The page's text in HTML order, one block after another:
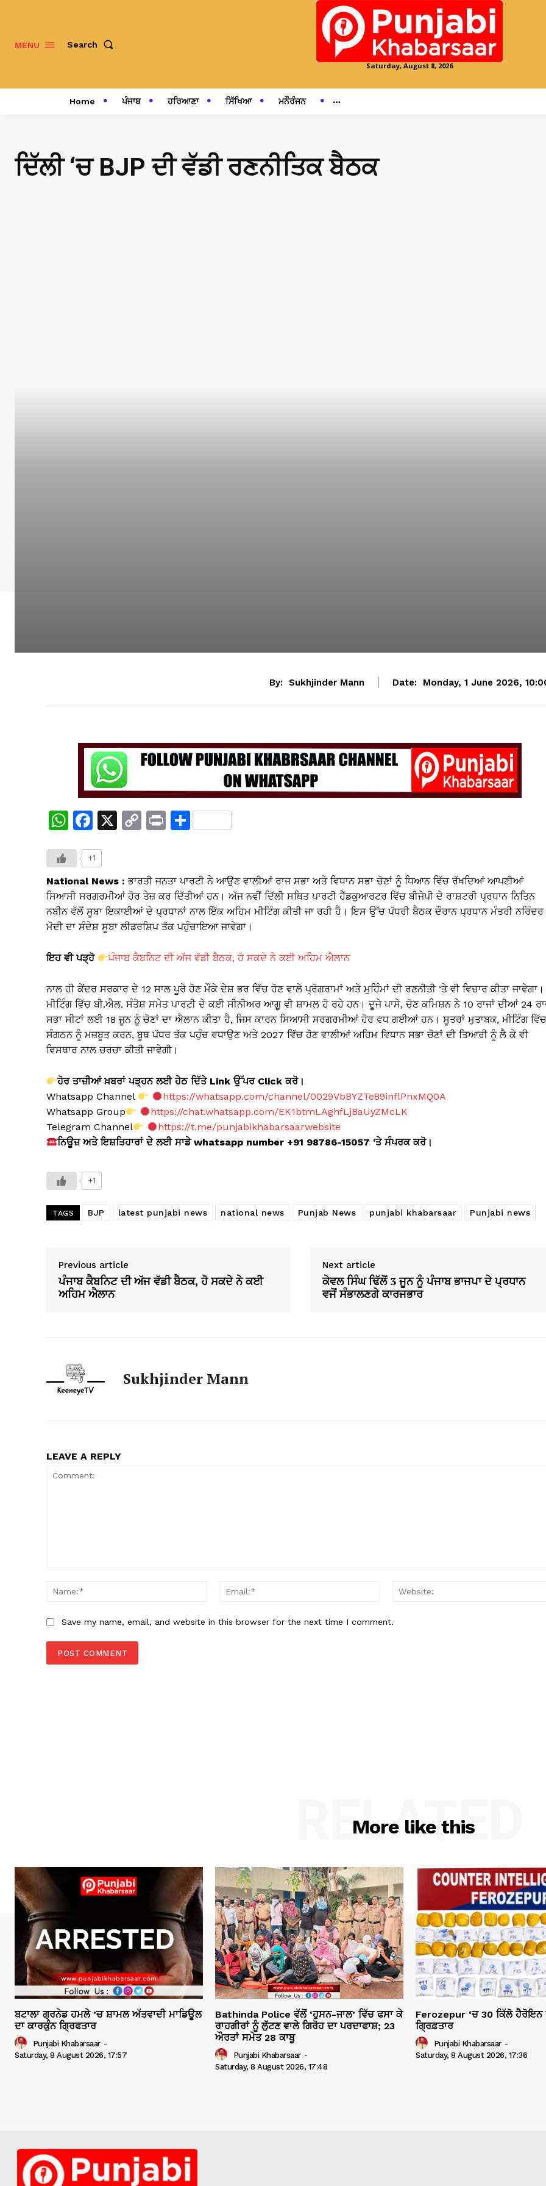
MENU Search
Saturday, August 8, 2026
Home ਪੰਜਾਬ ਹਰਿਆਣਾ ਸਿੱਖਿਆ ਮਨੌਰੰਜਨ
ਦਿੱਲੀ ‘ਚ BJP ਦੀ ਵੱਡੀ ਰਣਨੀਤਿਕ ਬੈਠਕ
By: Sukhjinder Mann Date: Monday, 1 June 2026,
W
at
s
A
p
p
F
c
e
b
o
o
k
X
C
y
Li
n
k
Pr S
e
+1
National News : ਭਾਰਤੀ ਜਨਤਾ ਪਾਰਟੀ ਨੇ ਆਉਣ ਵਾਲੀਆਂ ਰਾਜ ਸਭਾ ਅਤੇ ਵਿਧਾਨ ਸਭਾ ਚੋਣਾਂ ਨੂੰ ਧਿਆਨ ਵਿੱਚ ਰੱਖਦਿਆਂ ਆਪਣੀਆਂ
ਸਿਆਸੀ ਸਰਗਰਮੀਆਂ ਹੋਰ ਤੇਜ਼ ਕਰ ਦਿੱਤੀਆਂ ਹਨ। ਅੱਜ ਨਵੀਂ ਦਿੱਲੀ ਸਥਿਤ ਪਾਰਟੀ ਹੈੱਡਕੁਆਰਟਰ ਵਿੱਚ ਬੀਜੇਪੀ ਦੇ ਰਾਸ਼ਟਰੀ ਪ੍ਰਧਾਨ ਨਿਤਿਨ
ਨਬੀਨ ਵੱਲੋਂ ਸੂਬਾ ਇਕਾਈਆਂ ਦੇ ਪ੍ਰਧਾਨਾਂ ਨਾਲ ਇੱਕ ਅਹਿਮ ਮੀਟਿੰਗ ਕੀਤੀ ਜਾ ਰਹੀ ਹੈ। ਇਸ ਉੱਚ ਪੱਧਰੀ ਬੈਠਕ ਦੌਰਾਨ ਪ੍ਰਧਾਨ ਮੰਤਰੀ ਨਰਿੰਦਰ
ਮੋਦੀ ਦਾ ਸੰਦੇਸ਼ ਸੂਬਾ ਲੀਡਰਸ਼ਿਪ ਤੱਕ ਪਹੁੰਚਾਇਆ ਜਾਵੇਗਾ।
ਇਹ ਵੀ ਪੜ੍ਹੋ ਪੰਜਾਬ ਕੈਬਨਿਟ ਦੀ ਅੱਜ ਵੱਡੀ ਬੈਠਕ, ਹੋ ਸਕਦੇ ਨੇ ਕਈ ਅਹਿਮ ਐਲਾਨ
ਨਾਲ ਹੀ ਕੇਂਦਰ ਸਰਕਾਰ ਦੇ 12 ਸਾਲ ਪੂਰੇ ਹੋਣ ਮੌਕੇ ਦੇਸ਼ ਭਰ ਵਿੱਚ ਹੋਣ ਵਾਲੇ ਪ੍ਰੋਗਰਾਮਾਂ ਅਤੇ ਮੁਹਿੰਮਾਂ ਦੀ ਰਣਨੀਤੀ ‘ਤੇ ਵੀ ਵਿਚਾਰ ਕੀਤਾ ਜਾਵੇਗਾ।
ਮੀਟਿੰਗ ਵਿੱਚ ਬੀ.ਐਲ. ਸੰਤੋਸ਼ ਸਮੇਤ ਪਾਰਟੀ ਦੇ ਕਈ ਸੀਨੀਅਰ ਆਗੂ ਵੀ ਸ਼ਾਮਲ ਹੋ ਰਹੇ ਹਨ। ਦੂਜੇ ਪਾਸੇ, ਚੋਣ ਕਮਿਸ਼ਨ ਨੇ 10 ਰਾਜਾਂ ਦੀਆਂ 24
ਸਭਾ ਸੀਟਾਂ ਲਈ 18 ਜੂਨ ਨੂੰ ਚੋਣਾਂ ਦਾ ਐਲਾਨ ਕੀਤਾ ਹੈ, ਜਿਸ ਕਾਰਨ ਸਿਆਸੀ ਸਰਗਰਮੀਆਂ ਹੋਰ ਵਧ ਗਈਆਂ ਹਨ। ਸੂਤਰਾਂ ਮੁਤਾਬਕ, ਮੀਟਿੰਗ ਵਿੱਚ
ਸੰਗਠਨ ਨੂੰ ਮਜ਼ਬੂਤ ਕਰਨ, ਬੂਥ ਪੱਧਰ ਤੱਕ ਪਹੁੰਚ ਵਧਾਉਣ ਅਤੇ 2027 ਵਿੱਚ ਹੋਣ ਵਾਲੀਆਂ ਅਹਿਮ ਵਿਧਾਨ ਸਭਾ ਚੋਣਾਂ ਦੀ ਤਿਆਰੀ ਨੂੰ ਲੈ ਕੇ ਵੀ
ਵਿਸਥਾਰ ਨਾਲ ਚਰਚਾ ਕੀਤੀ ਜਾਵੇਗੀ।
ਹੋਰ ਤਾਜ਼ੀਆਂ ਖ਼ਬਰਾਂ ਪੜ੍ਹਨ ਲਈ ਹੇਠ ਦਿੱਤੇ Link ਉੱਪਰ Click ਕਰੋ।
Whatsapp Channel
https://whatsapp.com/channel/0029VbBYZTe89inflPnxMQ0A
Whatsapp Group
https://chat.whatsapp.com/EK1btmLAghfLjBaUyZMcLK
Telegram Channel
https://t.me/punjabikhabarsaarwebsite
ਨਿਊਜ਼ ਅਤੇ ਇਸ਼ਤਿਹਾਰਾਂ ਦੇ ਲਈ ਸਾਡੇ whatsapp number +91 98786-15057 ‘ਤੇ ਸੰਪਰਕ ਕਰੋ।
+1
TAGS BJP latest punjabi news national news Punjab News punjabi khabarsaar Punjabi news
Previous article
ਪੰਜਾਬ ਕੈਬਨਿਟ ਦੀ ਅੱਜ ਵੱਡੀ ਬੈਠਕ, ਹੋ ਸਕਦੇ ਨੇ ਕਈ
ਅਹਿਮ ਐਲਾਨ
Next article
ਕੇਵਲ ਸਿੰਘ ਢਿੱਲੋਂ 3 ਜੂਨ ਨੂੰ ਪੰਜਾਬ ਭਾਜਪਾ ਦੇ ਪ੍ਰਧਾਨ
ਵਜੋਂ ਸੰਭਾਲਣਗੇ ਕਾਰਜਭਾਰ
Sukhjinder Mann
LEAVE A REPLY
Name:*
Email:*
Save my name, email, and website in this browser for the next time I comment.
More like this
RELATED
ਬਟਾਲਾ ਗ੍ਰਨੇਡ ਹਮਲੇ ’ਚ ਸ਼ਾਮਲ ਅੱਤਵਾਦੀ ਮਾਡਿਊਲ
ਦਾ ਕਾਰਕੁੰਨ ਗ੍ਰਿਫਤਾਰ
Punjabi Khabarsaar -
Saturday, 8 August 2026, 17:57
Bathinda Police ਵੱਲੋਂ ‘ਹੁਸਨ-ਜਾਲ’ ਵਿੱਚ ਫਸਾ ਕੇ
ਰਾਹਗੀਰਾਂ ਨੂੰ ਲੁੱਟਣ ਵਾਲੇ ਗਿਰੋਹ ਦਾ ਪਰਦਾਫਾਸ਼; 23
ਔਰਤਾਂ ਸਮੇਤ 28 ਕਾਬੂ
Punjabi Khabarsaar -
Saturday, 8 August 2026, 17:48
Ferozepur ‘ਚ 30 ਕਿੱਲੋ ਹੈਰੋਇਨ
ਗ੍ਰਿਫ਼ਤਾਰ
Punjabi Khabarsaar -
Saturday, 8 August 2026, 17:36